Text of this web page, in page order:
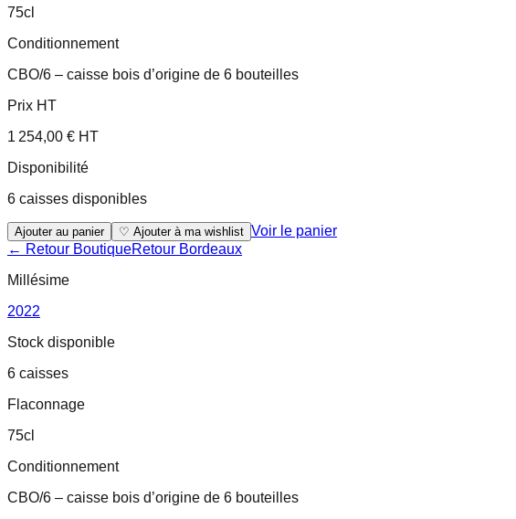
75cl
Conditionnement
CBO/6 – caisse bois d’origine de 6 bouteilles
Prix HT
1 254,00 € HT
Disponibilité
6 caisses disponibles
Ajouter au panier ♡ Ajouter à ma wishlist Voir le panier
← Retour BoutiqueRetour Bordeaux
Millésime
2022
Stock disponible
6 caisses
Flaconnage
75cl
Conditionnement
CBO/6 – caisse bois d’origine de 6 bouteilles